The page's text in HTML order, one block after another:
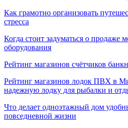
Как грамотно организовать
стресса
Когда стоит задуматься о продаже
оборудования
Рейтинг магазинов счётчиков
Рейтинг магазинов лодок ПВХ в
надежную лодку для рыбалки и
Что делает одноэтажный дом
повседневной жизни